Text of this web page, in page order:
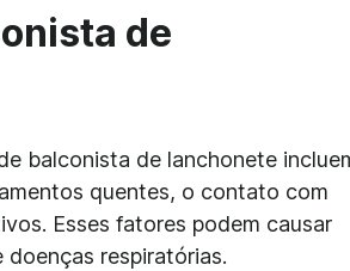
de
balconista de lanchonete
quentes, o contato com
Esses fatores podem causar
doenças respiratórias.